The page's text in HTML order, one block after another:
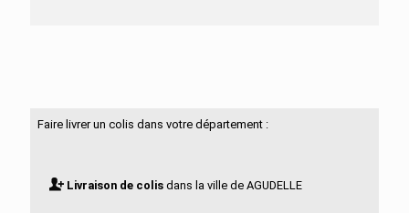
Faire livrer un colis dans votre département :
Livraison de colisdans la ville de AGUDELLE